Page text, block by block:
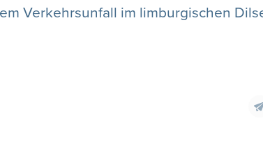
Verkehrsunfall im limburgischen